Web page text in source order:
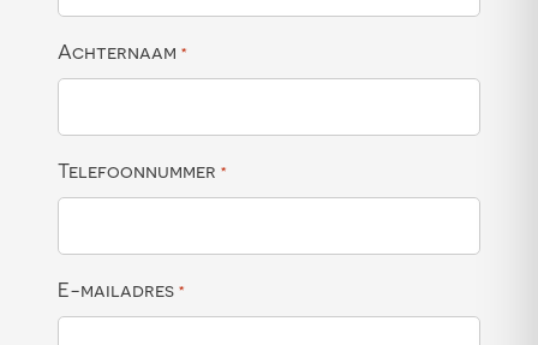
Achternaam *
Telefoonnummer *
E-mailadres *